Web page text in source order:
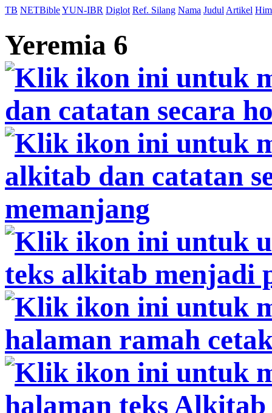
TB NETBibleYUN-IBR Diglot Ref. Silang Nama Judul Artikel
Yeremia 6